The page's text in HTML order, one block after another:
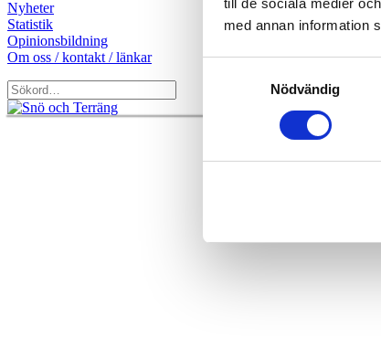
med annan information
Nödvändig
Nyheter
Statistik
Opinionsbildning
Om oss / kontakt / länkar